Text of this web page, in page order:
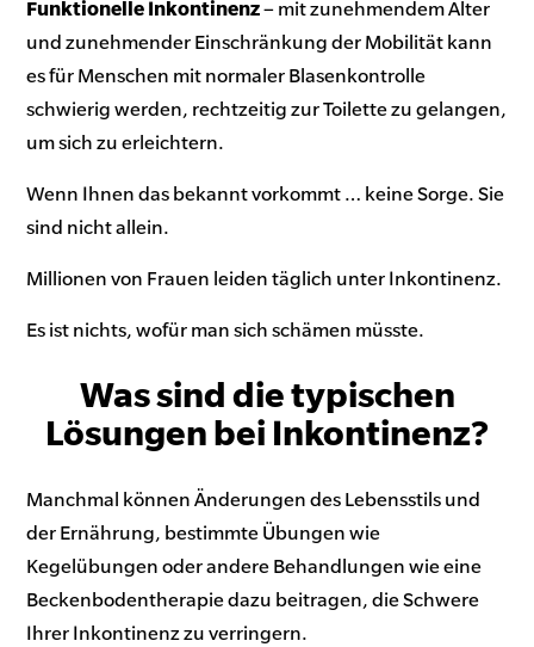
Funktionelle Inkontinenz– mit zunehmendem Alter
und zunehmender Einschränkung der Mobilität kann
es für Menschen mit normaler Blasenkontrolle
schwierig werden, rechtzeitig zur Toilette zu gelangen,
um sich zu erleichtern.
Wenn Ihnen das bekannt vorkommt … keine Sorge. Sie
sind nicht allein.
Millionen von Frauen leiden täglich unter Inkontinenz.
Es ist nichts, wofür man sich schämen müsste.
Was sind die typischen
Lösungen bei Inkontinenz?
Manchmal können Änderungen des Lebensstils und
der Ernährung, bestimmte Übungen wie
Kegelübungen oder andere Behandlungen wie eine
Beckenbodentherapie dazu beitragen, die Schwere
Ihrer Inkontinenz zu verringern.